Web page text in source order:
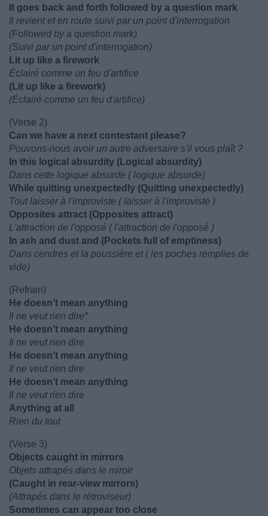
It goes back and forth followed by a question mark
Il revient et en route suivi par un point d'interrogation
(Followed by a question mark)
(Suivi par un point d'interrogation)
Lit up like a firework
Éclairé comme un feu d'artifice
(Lit up like a firework)
(Éclairé comme un feu d'artifice)
(Verse 2)
Can we have a next contestant please?
Pouvons-nous avoir un autre adversaire s'il vous plaît ?
In this logical absurdity (Logical absurdity)
Dans cette logique absurde ( logique absurde)
While quitting unexpectedly (Quitting unexpectedly)
Tout laisser à l'improviste ( laisser à l'improviste )
Opposites attract (Opposites attract)
L'attraction de l'opposé ( l'attraction de l'opposé )
In ash and dust and (Pockets full of emptiness)
Dans cendres et la poussière et ( les poches remplies de
vide)
(Refrain)
He doesn’t mean anything
Il ne veut rien dire*
He doesn’t mean anything
Il ne veut rien dire
He doesn’t mean anything
Il ne veut rien dire
He doesn’t mean anything
Il ne veut rien dire
Anything at all
Rien du tout
(Verse 3)
Objects caught in mirrors
Objets attrapés dans le miroir
(Caught in rear-view mirrors)
(Attrapés dans le rétroviseur)
Sometimes can appear too close